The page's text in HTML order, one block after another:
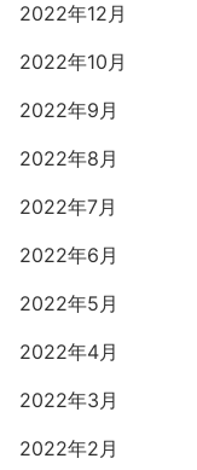
2022年12月
2022年10月
2022年9月
2022年8月
2022年7月
2022年6月
2022年5月
2022年4月
2022年3月
2022年2月